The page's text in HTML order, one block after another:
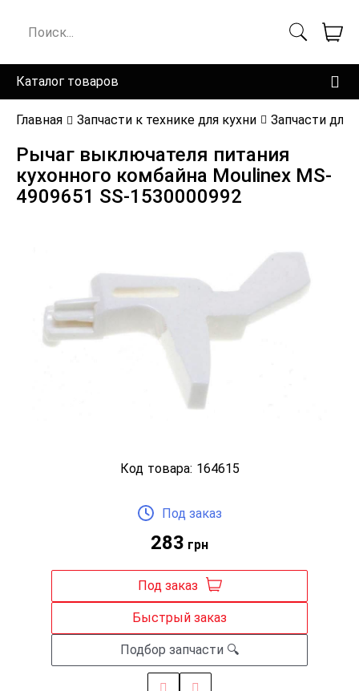
Каталог товаров
Главная Запчасти к технике для кухни Запчасти для
Рычаг выключателя питания
кухонного комбайна Moulinex MS-
4909651 SS-1530000992
Код товара: 164615
283 грн
Под заказ
Под заказ
Быстрый заказ
Подбор запчасти 🔍